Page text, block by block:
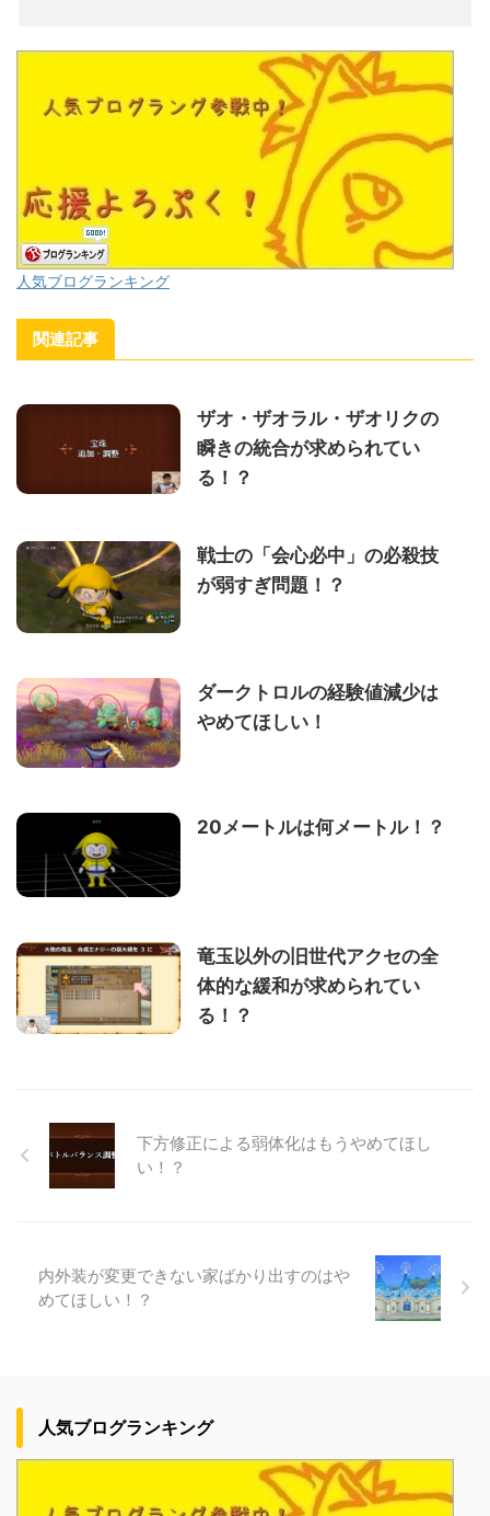
人気ブログランキング
関連記事
ザオ・ザオラル・ザオリクの
瞬きの統合が求められてい
る！？
戦士の「会心必中」の必殺技
が弱すぎ問題！？
ダークトロルの経験値減少は
やめてほしい！
20メートルは何メートル！？
竜玉以外の旧世代アクセの全
体的な緩和が求められてい
る！？
下方修正による弱体化はもうやめてほし
い！？
内外装が変更できない家ばかり出すのはや
めてほしい！？
人気ブログランキング